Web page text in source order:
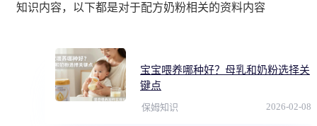
知识内容，以下都是对于配方奶粉相关的资料内容
宝宝喂养哪种好？母乳和奶粉选择关
键点
保姆知识 2026-02-08